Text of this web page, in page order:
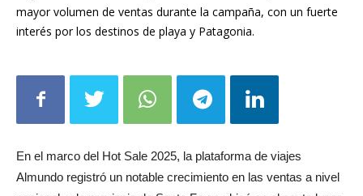
interés por los destinos de playa y Patagonia.
Almundo registró un notable crecimiento en las ventas a nivel
nacional, y la provincia de Santa Fe se ubicó en el sexto lugar